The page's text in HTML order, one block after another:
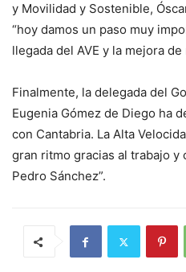
y Movilidad y Sostenible,
“hoy damos un paso muy
llegada del AVE y la mejora
Finalmente, la delegada del
Eugenia Gómez de Diego ha
con Cantabria. La Alta
gran ritmo gracias al trabajo
Pedro Sánchez”.